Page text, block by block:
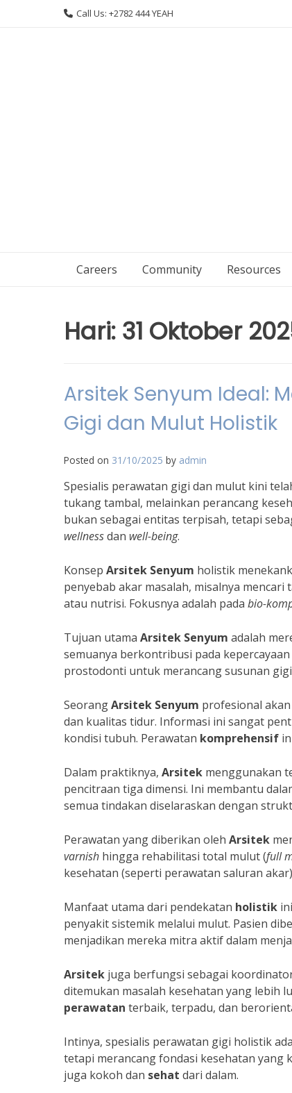
Call Us: +2782 444 YEAH
Careers Community Resources
Hari: 31 Oktober
Arsitek Senyum Ideal:
Gigi dan Mulut Holistik
Posted on 31/10/2025 by admin
Spesialis perawatan gigi dan mulut kini
tukang tambal, melainkan perancang
bukan sebagai entitas terpisah, tetapi
wellnessdan well-being.
Konsep Arsitek Senyum holistik
penyebab akar masalah, misalnya
atau nutrisi. Fokusnya adalah pada bio-
Tujuan utama Arsitek Senyum adalah
semuanya berkontribusi pada
prostodonti untuk merancang susunan
SeorangArsitek Senyum profesional
dan kualitas tidur. Informasi ini sangat
kondisi tubuh. Perawatan komprehensif
Dalam praktiknya, Arsitek menggunakan
pencitraan tiga dimensi. Ini membantu
semua tindakan diselaraskan dengan
Perawatan yang diberikan oleh Arsitek
varnish hingga rehabilitasi total mulut (full
kesehatan (seperti perawatan saluran
Manfaat utama dari pendekatan holistik
penyakit sistemik melalui mulut. Pasien
menjadikan mereka mitra aktif dalam
Arsitek juga berfungsi sebagai
ditemukan masalah kesehatan yang lebih
perawatan terbaik, terpadu, dan
Intinya, spesialis perawatan gigi holistik
tetapi merancang fondasi kesehatan yang
juga kokoh dan sehat dari dalam.